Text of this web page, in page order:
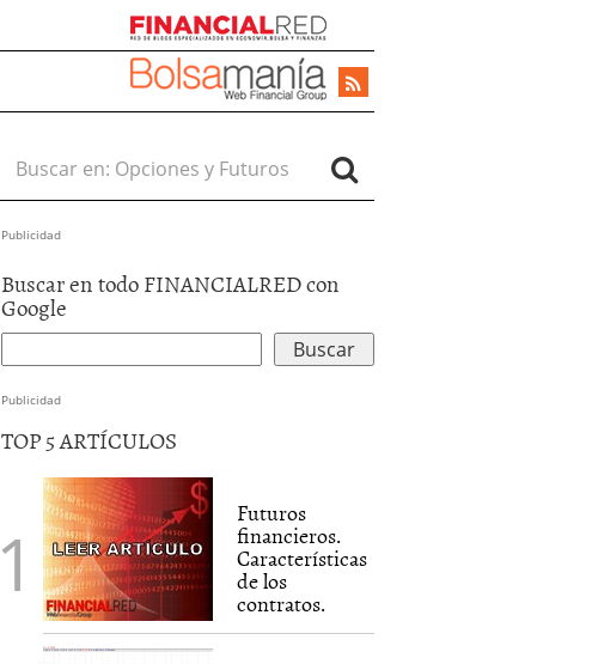
Buscar en:
Publicidad
Buscar en todo FINANCIALRED con
Google
Publicidad
TOP 5 ARTÍCULOS
Futuros
financieros.
Características
de los
contratos.